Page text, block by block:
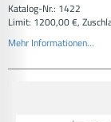
Katalog-Nr.: 1422
Limit: 1200,00 €,
Mehr Informationen...